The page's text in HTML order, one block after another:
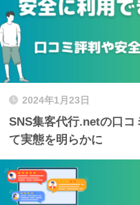
2024年1月23日
SNS集客代行.netの口コ
て実態を明らかに